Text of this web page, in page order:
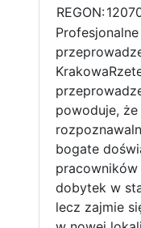
REGON:
powoduje,
bogate
dobytek w
lecz zajmie